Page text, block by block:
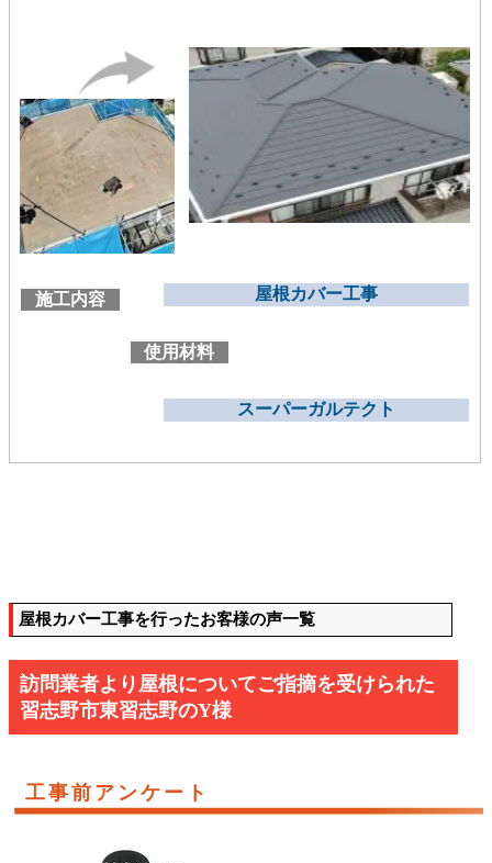
施工内容 屋根カバー工事
使用材料
スーパーガルテクト
屋根カバー工事を行ったお客様の声一覧
訪問業者より屋根についてご指摘を受けられた
習志野市東習志野のY様
工事前アンケート